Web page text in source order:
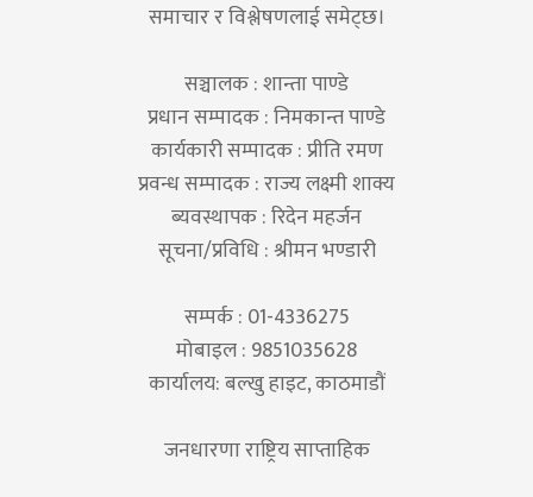
समाचार र विश्लेषणलाई समेट्छ।
सञ्चालक : शान्ता पाण्डे
प्रधान सम्पादक : निमकान्त पाण्डे
कार्यकारी सम्पादक : प्रीति रमण
प्रवन्ध सम्पादक : राज्य लक्ष्मी शाक्य
ब्यवस्थापक : रिदेन महर्जन
सूचना/प्रविधि : श्रीमन भण्डारी
सम्पर्क : 01-4336275
मोबाइल : 9851035628
कार्यालय: बल्खु हाइट, काठमाडौं
जनधारणा राष्ट्रिय साप्ताहिक